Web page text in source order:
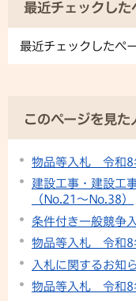
最近チェックした
最近チェックしたペ
このページを見
物品等入札 令和8
建設工事・建設工
（No.21～No.38）
条件付き一般競争
物品等入札 令和8
入札に関するお知
物品等入札 令和8